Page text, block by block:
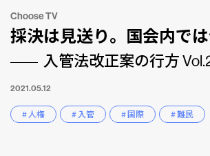
Choose TV
採決は見送り。国会内で
入管法改正案の行方
2021.05.12
# 人権 # 入管 # 国際 # 難民